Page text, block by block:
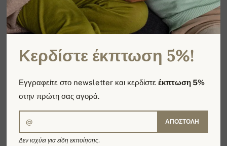
-4%
Κερδίστε έκπτωση 5%!
Εγγραφείτε στο newsletter και κερδίστεέκπτωση 5%
στην πρώτη σας αγορά.
ΑΠΟΣΤΟΛΉ
Δεν ισχύει για είδη εκποίησης.